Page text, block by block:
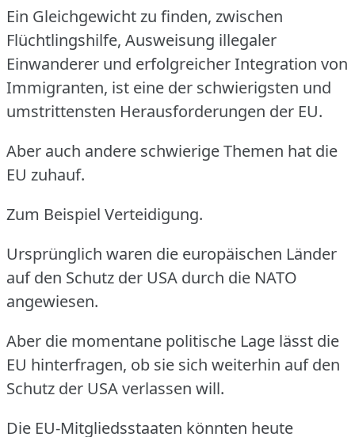
Ein Gleichgewicht zu finden, zwischen
Flüchtlingshilfe, Ausweisung illegaler
Einwanderer und erfolgreicher Integration von
Immigranten, ist eine der schwierigsten und
umstrittensten Herausforderungen der EU.
Aber auch andere schwierige Themen hat die
EU zuhauf.
Zum Beispiel Verteidigung.
Ursprünglich waren die europäischen Länder
auf den Schutz der USA durch die NATO
angewiesen.
Aber die momentane politische Lage lässt die
EU hinterfragen, ob sie sich weiterhin auf den
Schutz der USA verlassen will.
Die EU-Mitgliedsstaaten könnten heute